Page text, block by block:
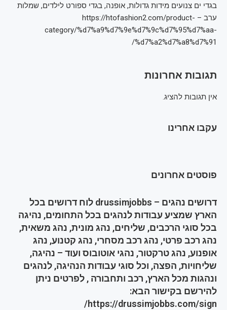
בגדי ים צנועים מידות גדולות, אופנה, בגדי ספורט לילדים, שמלות
ערב – https://htofashion2.com/product-
category/%d7%a9%d7%9e%d7%9c%d7%95%d7%aa-
%d7%a2%d7%a8%d7%91/
תגובות אחרונות
אין תגובות להציג.
עקבו אחרינו
פוסטים אחרונים
דרושים נהגים – drussimjobbs לוח דרושים בכל
הארץ שמציע עבודות לנהגים בכל התחומים, נהיגה
בכל סוגי הרכבים, שליחים, נהג מונית, נהג משאית,
נהג רכב פרטי, נהג רכב מסחרי, נהג קטנוע, נהג
אופנוע, נהג טרקטור, נהגי אוטובוס ועוד – נהיגה,
שליחויות, הפצה, וכל סוגי עבודות הנהיגה, לנהגים
ונהגות מכל הארץ, רכב ותחבורה , לפרטים ניתן
להירשם בקישור הבא:
https://drussimjobbs.com/sign/